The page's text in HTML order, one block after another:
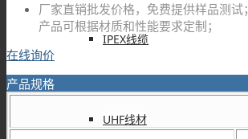
IPEX线缆
UHF线材
厂家直销批发价格，免费提供样品测试；
产品可根据材质和性能要求定制；
在线询价
产品规格